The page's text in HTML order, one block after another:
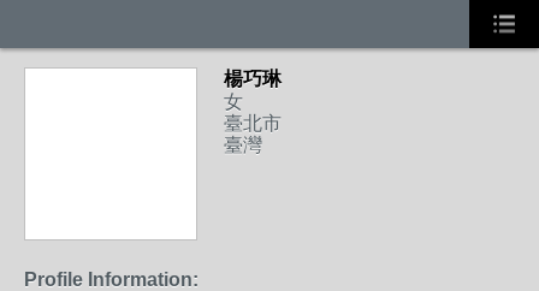
楊巧琳
女
臺北市
臺灣
Profile Information: